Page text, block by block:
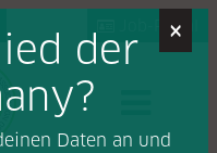
Job-Portal
×
der
Daten an und